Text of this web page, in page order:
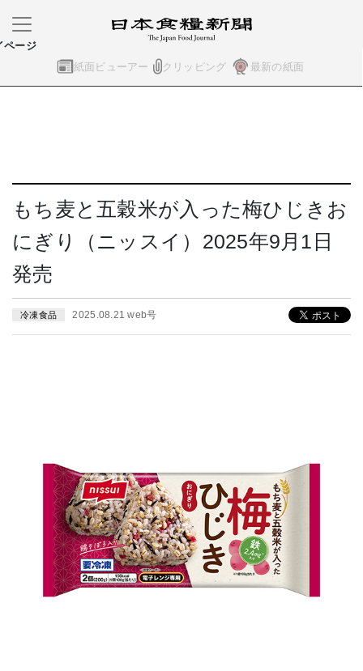
紙面ビューアー クリッピング 最新の紙面
ページ
もち麦と五穀米が入った梅ひじきお
にぎり（ニッスイ）2025年9月1日
発売
冷凍食品 2025.08.21 web号